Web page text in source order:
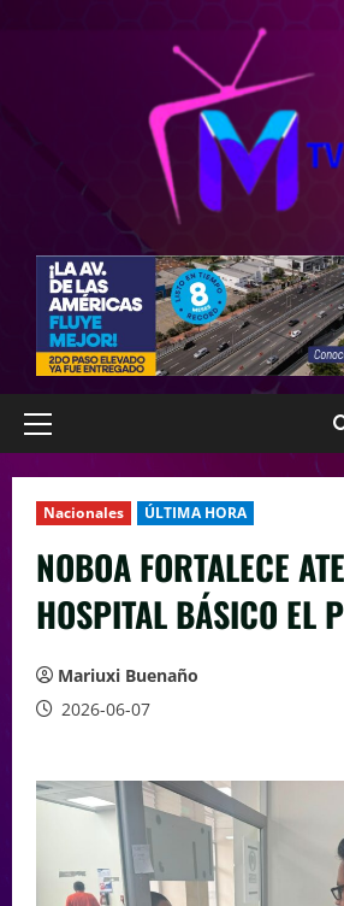
Nacionales ÚLTIMA HORA
NOBOA FORTALECE
HOSPITAL BÁSICO EL
Mariuxi Buenaño
2026-06-07